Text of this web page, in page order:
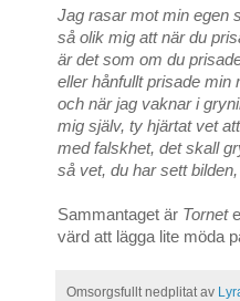
Jag rasar mot min egen
så olik mig att när du
är det som om du
eller hånfullt prisade min
och när jag vaknar i
mig själv, ty hjärtat vet
med falskhet, det skall
så vet, du har sett
Sammantaget är Tornet
värd att lägga lite möda
Omsorgsfullt nedplitat av